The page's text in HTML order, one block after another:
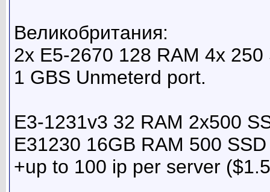
Великобритания:
2x E5-2670 128 RAM 4x
1 GBS Unmeterd port.
E3-1231v3 32 RAM 2x500
E31230 16GB RAM 500
+up to 100 ip per server